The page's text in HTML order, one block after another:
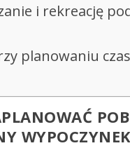
i rekreację
planowaniu